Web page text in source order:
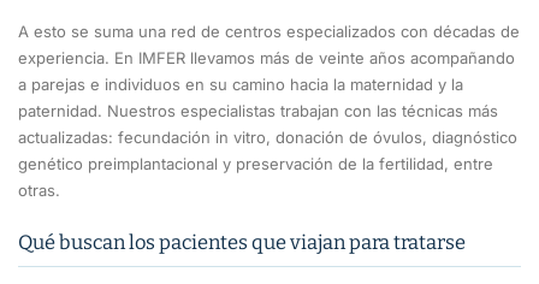
A esto se suma una red de centros especializados con décadas de
experiencia. En IMFER llevamos más de veinte años acompañando
a parejas e individuos en su camino hacia la maternidad y la
paternidad. Nuestros especialistas trabajan con las técnicas más
actualizadas: fecundación in vitro, donación de óvulos, diagnóstico
genético preimplantacional y preservación de la fertilidad, entre
otras.
Qué buscan los pacientes que viajan para tratarse